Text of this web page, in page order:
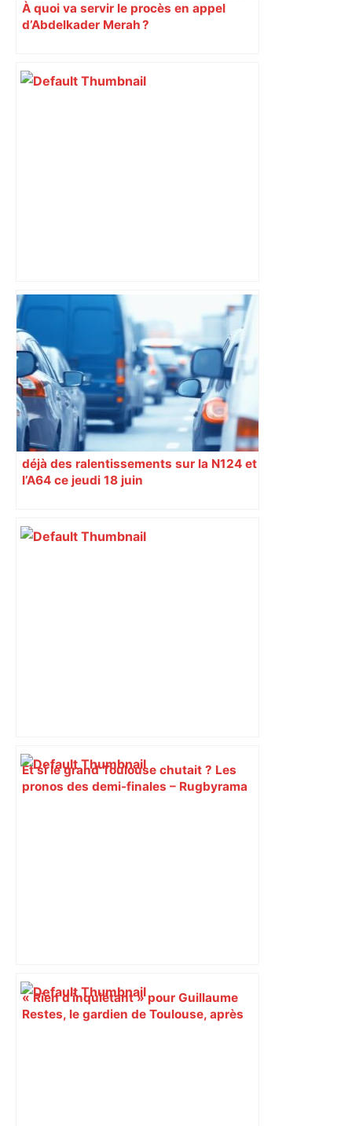
À quoi va servir le procès en appel
d’Abdelkader Merah ?
Bilan du marché du logement neuf :
une lueur d'espoir pour l'immobilier à
Toulouse ? – Actu.fr
déjà des ralentissements sur la N124 et
l’A64 ce jeudi 18 juin
Et si le grand Toulouse chutait ? Les
pronos des demi-finales – Rugbyrama
« Rien d'inquiétant » pour Guillaume
Restes, le gardien de Toulouse, après